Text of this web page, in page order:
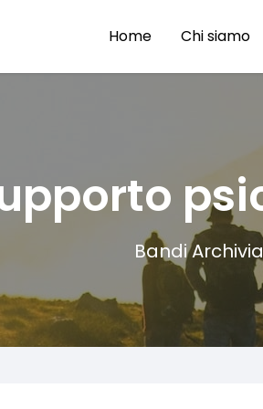
Home Chi siamo
Bandi